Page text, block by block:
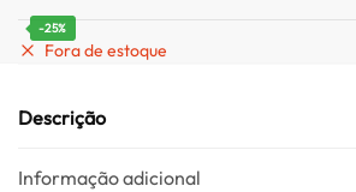
-25%
Fora de estoque
Descrição
Informação adicional